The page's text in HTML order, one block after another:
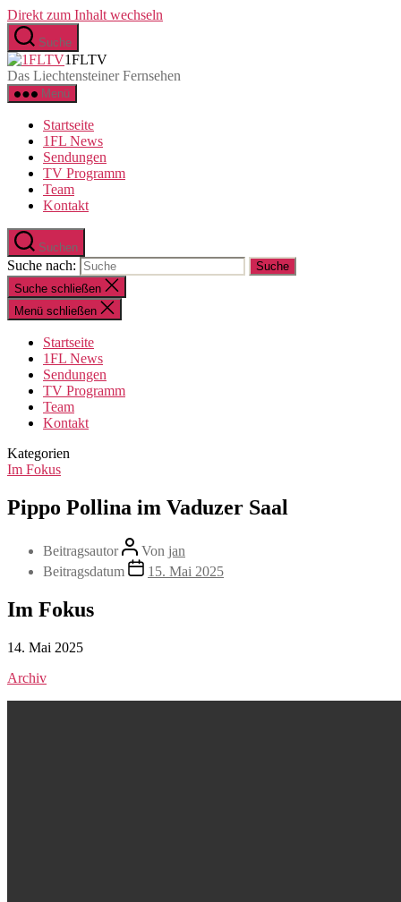
Direkt zum Inhalt wechseln
Suche
1FLTV
Das Liechtensteiner Fernsehen
Menü
Startseite
1FL News
Sendungen
TV Programm
Team
Kontakt
Suchen
Suche nach:
Suche schließen
Menü schließen
Startseite
1FL News
Sendungen
TV Programm
Team
Kontakt
Kategorien
Im Fokus
Pippo Pollina im Vaduzer Saal
Beitragsautor Von jan
Beitragsdatum
15. Mai 2025
Im Fokus
14. Mai 2025
Archiv